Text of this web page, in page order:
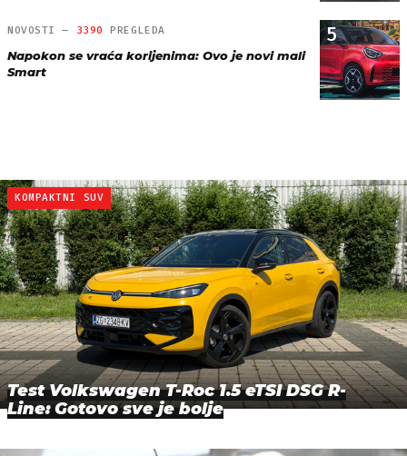
5
NOVOSTI — 3390 PREGLEDA
Napokon se vraća korijenima: Ovo je novi mali
Smart
KOMPAKTNI SUV
Test Volkswagen T-Roc 1.5 eTSI DSG R-
Line: Gotovo sve je bolje